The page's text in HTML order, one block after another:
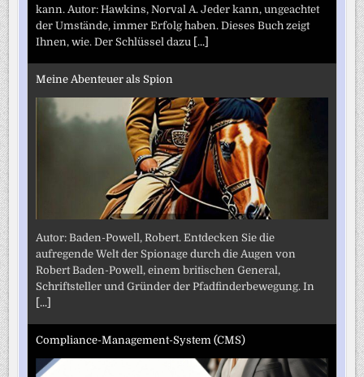
kann. Autor: Hawkins, Norval A. Jeder kann, ungeachtet
der Umstände, immer Erfolg haben. Dieses Buch zeigt
Ihnen, wie. Der Schlüssel dazu [...]
Meine Abenteuer als Spion
Autor: Baden-Powell, Robert. Entdecken Sie die
aufregende Welt der Spionage durch die Augen von
Robert Baden-Powell, einem britischen General,
Schriftsteller und Gründer der Pfadfinderbewegung. In
[...]
Compliance-Management-System (CMS)